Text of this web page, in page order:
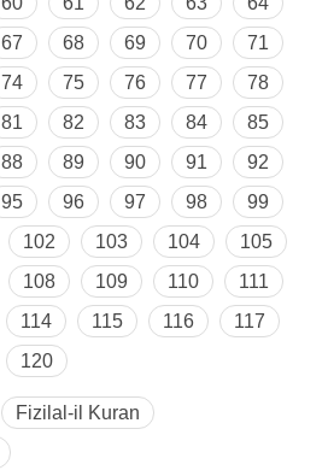
67 68 69 70
71
74 75 76 77
78
81 82 83 84
85
88 89 90 91
92
95 96 97 98
99
102 103 104
105
108 109 110
111
114 115 116
117
120
Fizilal-il Kuran